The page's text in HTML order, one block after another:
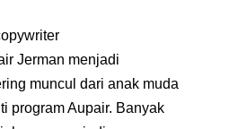
Jerman menjadi
muncul dari anak muda
program Aupair. Banyak